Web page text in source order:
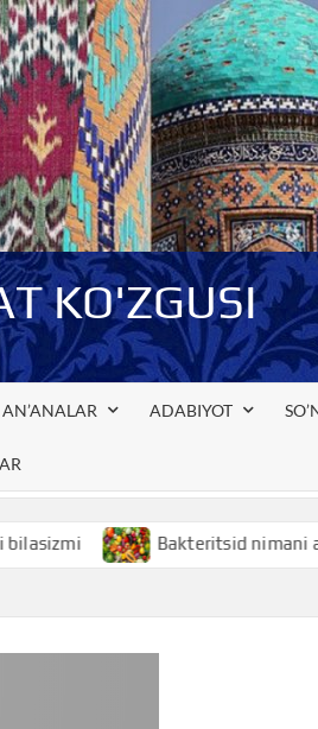
KO'ZGUSI
AN’ANALAR ADABIYOT
Bakteritsid nimani